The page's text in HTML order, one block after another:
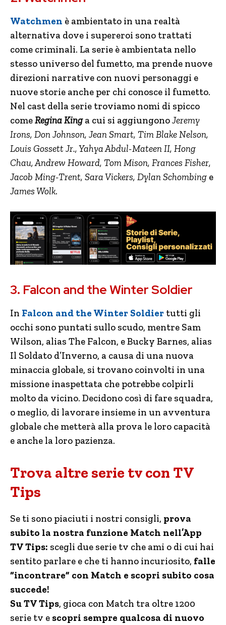
Watchmen è ambientato in una realtà
alternativa dove i supereroi sono trattati
come criminali. La serie è ambientata nello
stesso universo del fumetto, ma prende nuove
direzioni narrative con nuovi personaggi e
nuove storie anche per chi conosce il fumetto.
Nel cast della serie troviamo nomi di spicco
comeRegina Kinga cui si aggiungonoJeremy
Irons, Don Johnson, Jean Smart, Tim Blake Nelson,
Louis Gossett Jr., Yahya Abdul-Mateen II, Hong
Chau, Andrew Howard, Tom Mison, Frances Fisher,
Jacob Ming-Trent, Sara Vickers, Dylan Schombing e
James Wolk.
3. Falcon and the Winter Soldier
In Falcon and the Winter Soldier tutti gli
occhi sono puntati sullo scudo, mentre Sam
Wilson, alias The Falcon, e Bucky Barnes, alias
Il Soldato d’Inverno, a causa di una nuova
minaccia globale, si trovano coinvolti in una
missione inaspettata che potrebbe colpirli
molto da vicino. Decidono così di fare squadra,
o meglio, di lavorare insieme in un avventura
globale che metterà alla prova le loro capacità
e anche la loro pazienza.
Trova altre serie tv con TV
Tips
Se ti sono piaciuti i nostri consigli, prova
subito la nostra funzione Match nell’App
TV Tips: scegli due serie tv che ami o di cui hai
sentito parlare e che ti hanno incuriosito, falle
“incontrare” con Match e scopri subito cosa
succede!
Su TV Tips, gioca con Match tra oltre 1200
serie tv e scopri sempre qualcosa di nuovo